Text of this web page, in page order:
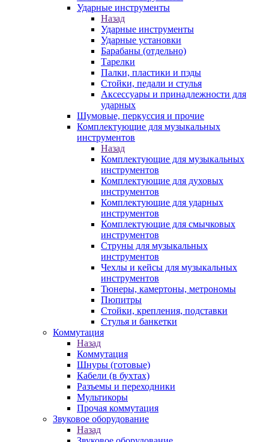
Ударные инструменты
Назад
Ударные инструменты
Ударные установки
Барабаны (отдельно)
Тарелки
Палки, пластики и пэды
Стойки, педали и стулья
Аксессуары и принадлежности для
ударных
Шумовые, перкуссия и прочие
Комплектующие для музыкальных
инструментов
Назад
Комплектующие для музыкальных
инструментов
Комплектующие для духовых
инструментов
Комплектующие для ударных
инструментов
Комплектующие для смычковых
инструментов
Струны для музыкальных
инструментов
Чехлы и кейсы для музыкальных
инструментов
Тюнеры, камертоны, метрономы
Пюпитры
Стойки, крепления, подставки
Стулья и банкетки
Коммутация
Назад
Коммутация
Шнуры (готовые)
Кабели (в бухтах)
Разъемы и переходники
Мультикоры
Прочая коммутация
Звуковое оборудование
Назад